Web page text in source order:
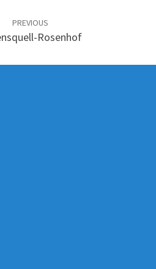
PREVIOUS
Rosenhof